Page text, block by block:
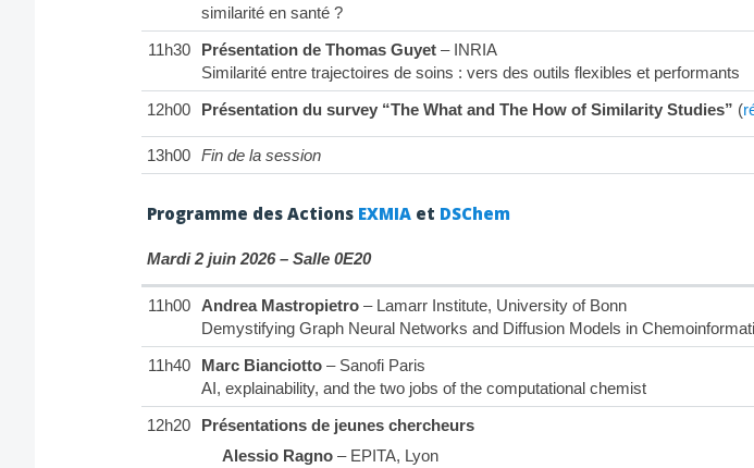
similarité en santé ?
11h30
Présentation de Thomas Guyet– INRIA
Similarité entre trajectoires de soins : vers des outils flexibles et performants
12h00
Présentation du survey “The What and The How of Similarity Studies” (
13h00 Fin de la session
Programme des Actions EXMIAet DSChem
Mardi 2 juin 2026 – Salle 0E20
11h00 Andrea Mastropietro– Lamarr Institute, University of Bonn
Demystifying Graph Neural Networks and Diffusion Models in
11h40
Marc Bianciotto– Sanofi Paris
AI, explainability, and the two jobs of the computational chemist
12h20
Présentations de jeunes chercheurs
Alessio Ragno– EPITA, Lyon